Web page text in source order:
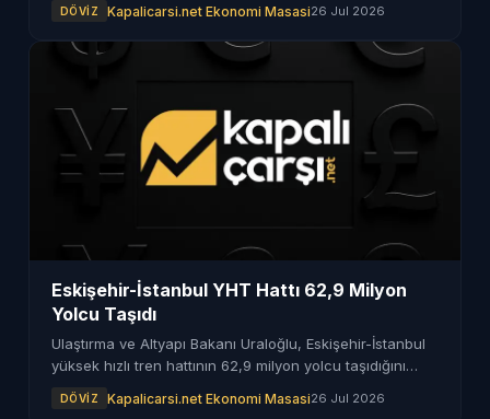
DÖVIZ Kapalicarsi.net Ekonomi Masasi26 Jul 2026
Eskişehir-İstanbul YHT Hattı 62,9 Milyon
Yolcu Taşıdı
Ulaştırma ve Altyapı Bakanı Uraloğlu, Eskişehir-İstanbul
yüksek hızlı tren hattının 62,9 milyon yolcu taşıdığını
DÖVIZ Kapalicarsi.net Ekonomi Masasi26 Jul 2026